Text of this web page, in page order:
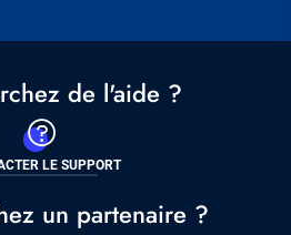
de l'aide ?
LE SUPPORT
un partenaire ?